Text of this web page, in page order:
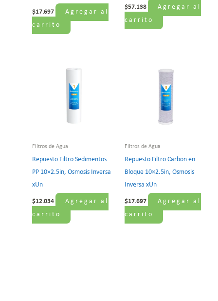
$17.697
Agregar al
carrito
$57.138
Agregar al
carrito
Filtros de Agua
Repuesto Filtro Sedimentos
PP 10×2.5in, Osmosis Inversa
xUn
$12.034
Agregar al
carrito
Filtros de Agua
Repuesto Filtro Carbon en
Bloque 10×2.5in, Osmosis
Inversa xUn
$17.697
Agregar al
carrito